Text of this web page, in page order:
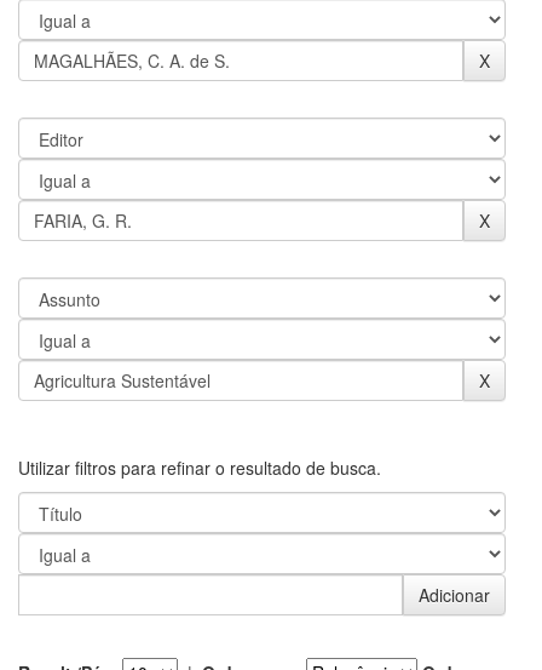
Utilizar filtros para refinar o resultado de busca.